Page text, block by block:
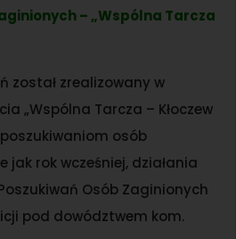
– „Wspólna Tarcza
został zrealizowany w
„Wspólna Tarcza – Kłoczew
osób
jak rok wcześniej, działania
Osób Zaginionych
pod dowództwem kom.